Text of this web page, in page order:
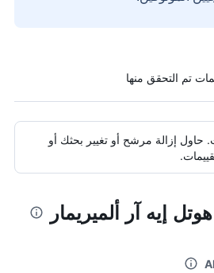
حاول إزالة مرشح أو تغيير بحثك أو
إيه آر ألميريمار